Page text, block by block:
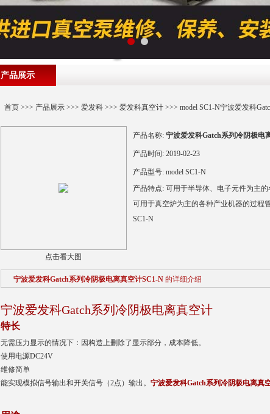
产品展示
首页>>> 产品展示>>> 爱发科>>> 爱发科真空计>>> model SC1-N宁波爱发科
点击看大图
产品名称: 宁波爱发科Gatch系列冷阴极电
产品时间: 2019-02-23
产品型号: model SC1-N
产品特点: 可用于半导体、电子元件为主的
可用于真空炉为主的各种产业机器的过程
SC1-N
宁波爱发科Gatch系列冷阴极电离真空计SC1-N 的详细介绍
宁波爱发科Gatch系列冷阴极电离真空计
特长
无需压力显示的情况下：因构造上删除了显示部分，成本降低。
使用电源DC24V
维修简单
能实现模拟信号输出和开关信号（2点）输出。 宁波爱发科Gatch系列冷阴极电离真